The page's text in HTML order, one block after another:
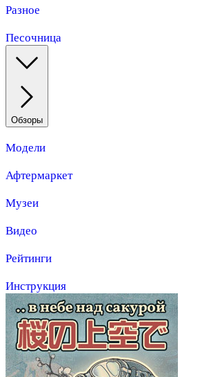
Разное
Песочница
Обзоры
Модели
Афтермаркет
Музеи
Видео
Рейтинги
Инструкция